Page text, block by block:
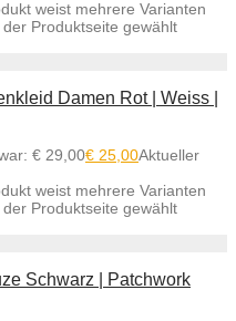
weist mehrere Varianten
Produktseite gewählt
Damen Rot | Weiss |
€ 29,00€ 25,00Aktueller
weist mehrere Varianten
Produktseite gewählt
Schwarz | Patchwork